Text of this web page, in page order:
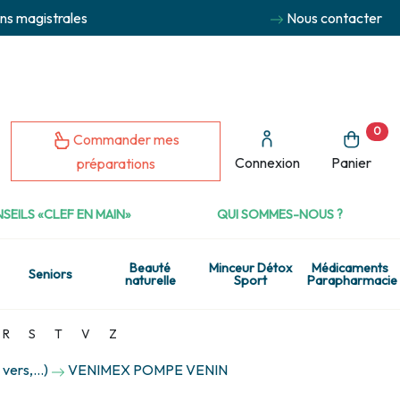
magistrales Nous contacter
Commander mes
préparations
Connexion Panier
0
«CLEF EN MAIN» QUI SOMMES-NOUS ?
Seniors Beauté
naturelle
Minceur Détox
Sport
Médicaments
Parapharmacie
R S T V Z
VENIMEX POMPE VENIN